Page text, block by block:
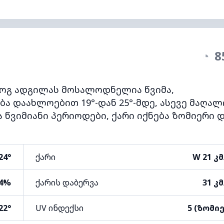
◔
ადგილას მოსალოდნელია წვიმა,
დაახლოებით 19°-დან 25°-მდე, ასევე
პერიოდები, ქარი იქნება ზომიერი
ქარი W 21
ქარის დაბერვა 31
UV ინდექსი 5